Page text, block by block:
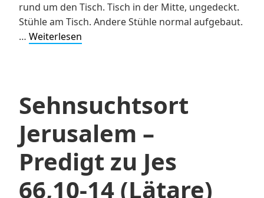
rund um den Tisch. Tisch in der Mitte, ungedeckt.
Stühle am Tisch. Andere Stühle normal aufgebaut.
… Weiterlesen
Tisch
Sehnsuchtsort
Jerusalem –
Predigt zu Jes
66,10-14 (Lätare)